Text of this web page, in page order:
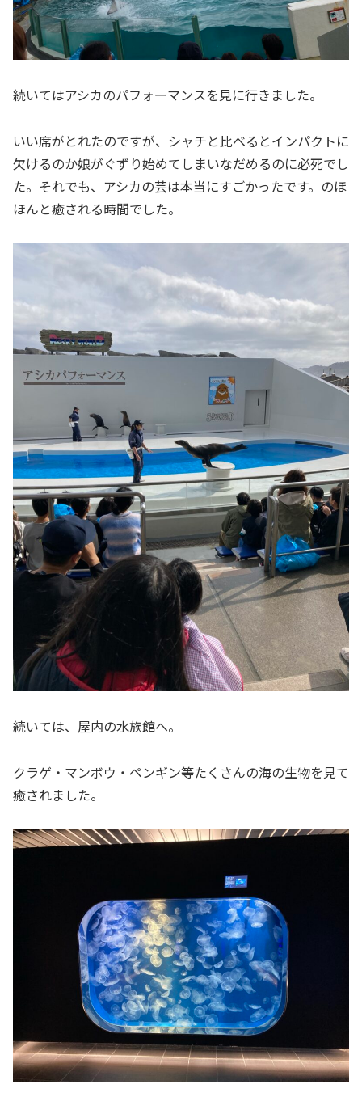
続いてはアシカのパフォーマンスを見に行きました。
いい席がとれたのですが、シャチと比べるとインパクトに
欠けるのか娘がぐずり始めてしまいなだめるのに必死でし
た。それでも、アシカの芸は本当にすごかったです。のほ
ほんと癒される時間でした。
続いては、屋内の水族館へ。
クラゲ・マンボウ・ペンギン等たくさんの海の生物を見て
癒されました。